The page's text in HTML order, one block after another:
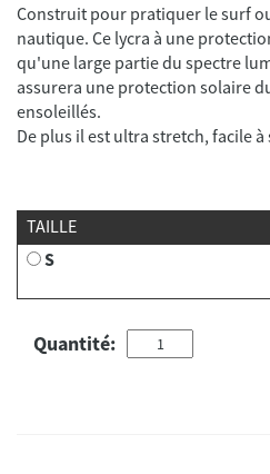
Construit pour pratiquer le surf
nautique. Ce lycra à une
qu'une large partie du spectre
assurera une protection solaire
ensoleillés.
De plus il est ultra stretch, facile
TAILLE
S
Quantité: